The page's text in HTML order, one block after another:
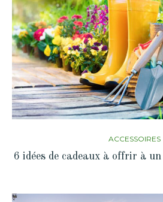
ACCESSOIRES
6 idées de cadeaux à offrir à